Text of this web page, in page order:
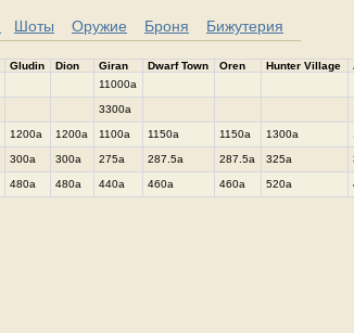
Шоты Оружие Броня Бижутерия
Gludin Dion Giran Dwarf Town Oren Hunter Village
11000a
3300a
1200a 1200a 1100a 1150a 1150a 1300a
300a 300a 275a 287.5a 287.5a 325a
480a 480a 440a 460a 460a 520a